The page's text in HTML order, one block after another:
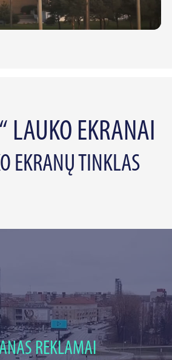
LAUKO EKRANAI
EKRANŲ TINKLAS
REKLAMAI